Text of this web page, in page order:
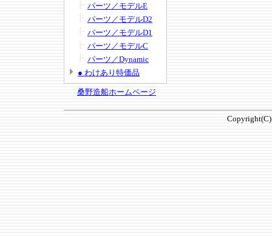
パーツ／モデルE
パーツ／モデルD2
パーツ／モデルD1
パーツ／モデルC
パーツ／Dynamic
● わけあり特価品
桑野造船ホームページ